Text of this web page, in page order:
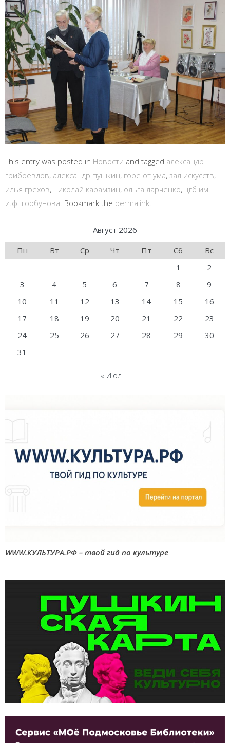
This entry was posted in Новости and tagged александр
грибоевдов, александр пушкин, горе от ума, зал искусств,
илья грехов, николай карамзин, ольга ларченко, цгб им.
и.ф. горбунова. Bookmark the permalink.
Август 2026
Пн
Вт Ср Чт Пт Сб
Вс
1
2
3
4 5 6 7 8
9
10
11 12 13 14 15
16
17
18 19 20 21 22
23
24
25 26 27 28 29
30
31
« Июл
WWW.КУЛЬТУРА.РФ – твой гид по культуре